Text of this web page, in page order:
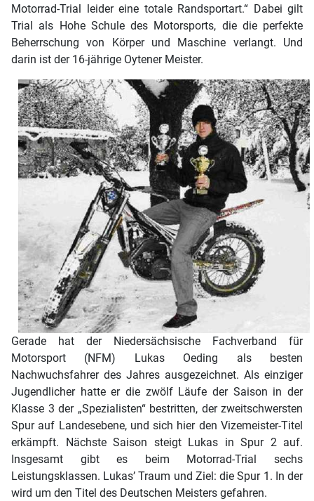
Motorrad-Trial leider eine totale Randsportart.“ Dabei gilt
Trial als Hohe Schule des Motorsports, die die perfekte
Beherrschung von Körper und Maschine verlangt. Und
darin ist der 16-jährige Oytener Meister.
Gerade hat der Niedersächsische Fachverband für
Motorsport (NFM) Lukas Oeding als besten
Nachwuchsfahrer des Jahres ausgezeichnet. Als einziger
Jugendlicher hatte er die zwölf Läufe der Saison in der
Klasse 3 der „Spezialisten“ bestritten, der zweitschwersten
Spur auf Landesebene, und sich hier den Vizemeister-Titel
erkämpft. Nächste Saison steigt Lukas in Spur 2 auf.
Insgesamt gibt es beim Motorrad-Trial sechs
Leistungsklassen. Lukas’ Traum und Ziel: die Spur 1. In der
wird um den Titel des Deutschen Meisters gefahren.